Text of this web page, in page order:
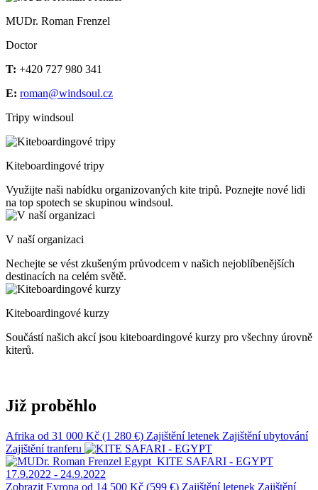
MUDr. Roman Frenzel
Doctor
T: +420 727 980 341
E: roman@windsoul.cz
Tripy windsoul
Kiteboardingové tripy
Využijte naši nabídku organizovaných kite tripů. Poznejte nové lidi
na top spotech se skupinou windsoul.
V naší organizaci
Nechejte se vést zkušeným průvodcem v našich nejoblíbenějších
destinacích na celém světě.
Kiteboardingové kurzy
Součástí našich akcí jsou kiteboardingové kurzy pro všechny úrovně
kiterů.
Již proběhlo
Afrika od 31 000 Kč (1 280 €) Zajištění letenek Zajištění ubytování
Zajištění tranferu
Egypt KITE SAFARI - EGYPT
17.9.2022 - 24.9.2022
Zobrazit Evropa od 14 500 Kč (599 €) Zajištění letenek Zajištění